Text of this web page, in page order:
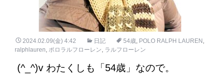
2024.02.09(金) 4:42 日記 54歳, POLO RALPH LAUREN ,
ralphlauren, ポロラルフローレン, ラルフローレン
(^_^)v わたくしも「54歳」なので。